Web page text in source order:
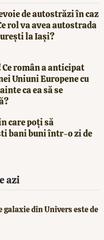
de autostrăzi în caz
rol va avea autostrada
la Iași?
român a anticipat
Uniuni Europene cu
ca ea să se
care poți să
bani buni într-o zi de
azi
galaxie din Univers este de